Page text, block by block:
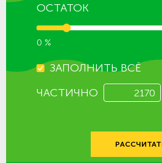
ОСТАТОК
0 %
ЗАПОЛНИТЬ ВСЁ
ЧАСТИЧНО